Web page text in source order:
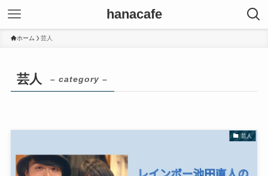
hanacafe
ホーム 芸人
芸人 – category –
芸人